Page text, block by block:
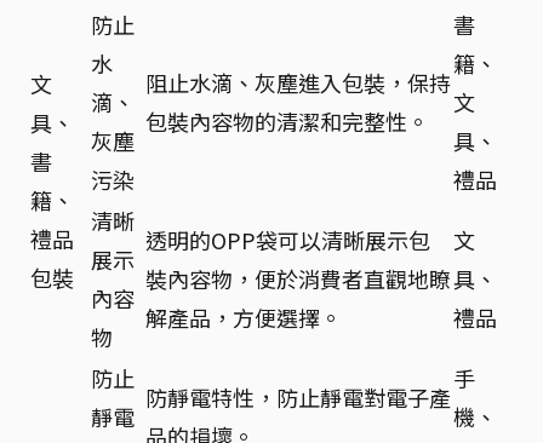
文
具、
書
籍、
禮品
包裝
防止
水
滴、
灰塵
污染
阻止水滴、灰塵進入包裝，保持
包裝內容物的清潔和完整性。
書
籍、
文
具、
禮品
清晰
展示
內容
物
透明的OPP袋可以清晰展示包
裝內容物，便於消費者直觀地瞭
解產品，方便選擇。
文
具、
禮品
防止
靜電
防靜電特性，防止靜電對電子產
品的損壞。
手
機、